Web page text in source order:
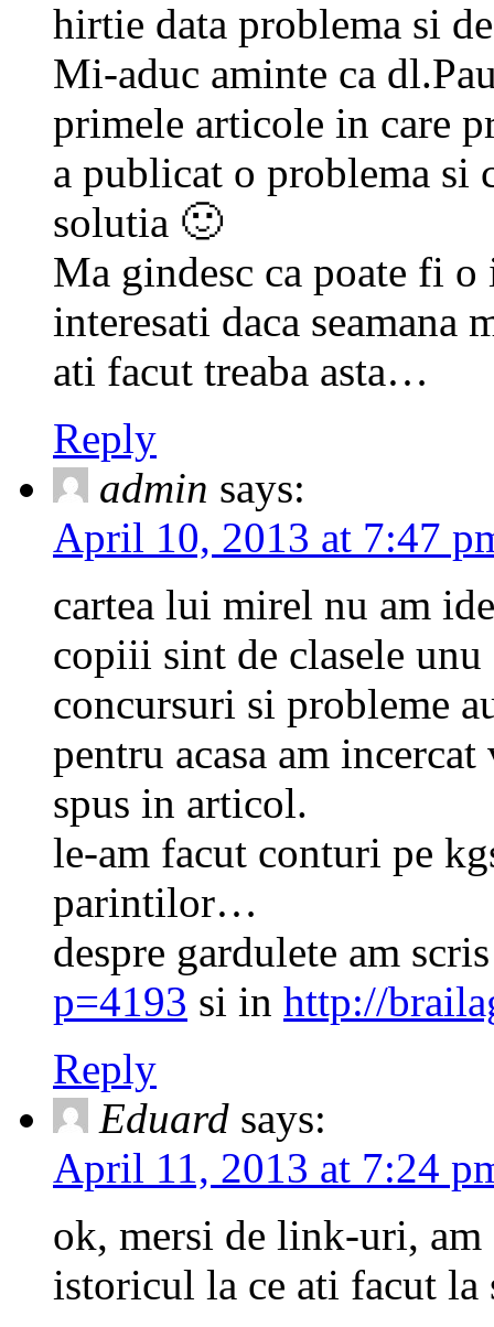
hirtie data problema si
Mi-aduc aminte ca
primele articole in care
a publicat o problema si
solutia 🙂
Ma gindesc ca poate fi
interesati daca seamana
ati facut treaba asta…
Reply
admin says:
April 10, 2013 at 7:47
cartea lui mirel nu am
copiii sint de clasele
concursuri si probleme
pentru acasa am
spus in articol.
le-am facut conturi pe
parintilor…
despre gardulete am
p=4193 si in http://
Reply
Eduard says:
April 11, 2013 at 7:24
ok, mersi de link-uri, am
istoricul la ce ati facut la